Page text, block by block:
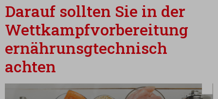
Darauf sollten Sie in der
Wettkampfvorbereitung
ernährunsgtechnisch
achten